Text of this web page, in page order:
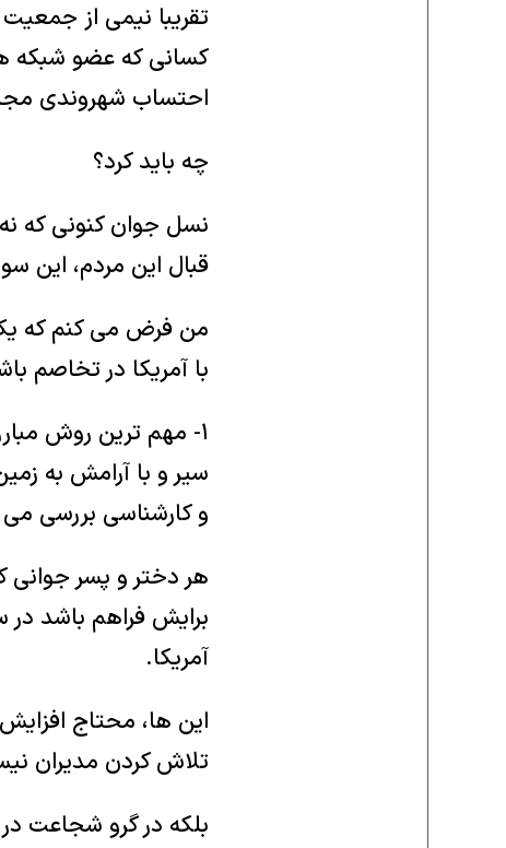
تقریبا نیمی از
کسانی که عضو شبکه
احتساب شهروندی
چه باید کرد؟
نسل جوان کنونی که
قبال این مردم، این
من فرض می کنم که یک
با آمریکا در تخاصم
۱- مهم ترین روش
سیر و با آرامش به
و کارشناسی بررسی
هر دختر و پسر
برایش فراهم باشد
آمریکا.
این ها، محتاج
تلاش کردن مدیران
بلکه در گرو شجاعت